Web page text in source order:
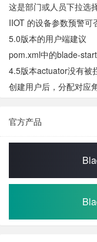
这是部门或人员下拉选
IIOT 的设备参数预警可
5.0版本的用户端建议
pom.xml中的blade-
4.5版本actuator没有被
官方产品